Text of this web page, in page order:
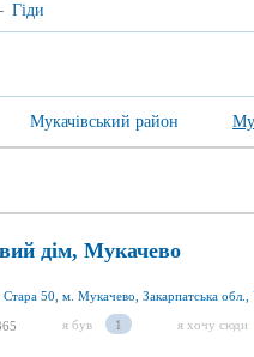
Гіди
Мукачівський район
дім, Мукачево
Стара 50, м. Мукачево, Закарпатська обл.,
я був 1 я хочу сюди